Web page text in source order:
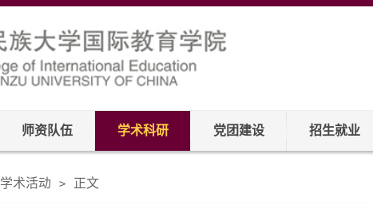
师资队伍 学术科研 党团建设 招生就业
学术活动 > 正文